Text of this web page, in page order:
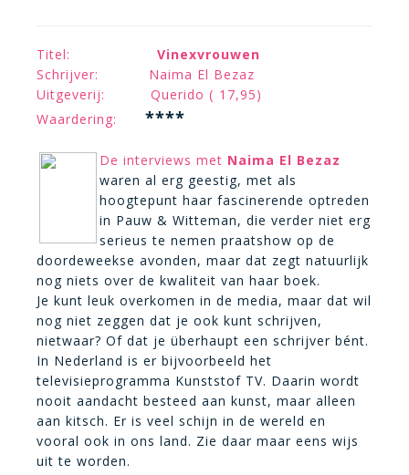
Titel: Vinexvrouwen
Schrijver: Naima El Bezaz
Uitgeverij: Querido ( 17,95)
Waardering:
****
De interviews met Naima El Bezaz
waren al erg geestig, met als
hoogtepunt haar fascinerende optreden
in Pauw & Witteman, die verder niet erg
serieus te nemen praatshow op de
doordeweekse avonden, maar dat zegt natuurlijk
nog niets over de kwaliteit van haar boek.
Je kunt leuk overkomen in de media, maar dat wil
nog niet zeggen dat je ook kunt schrijven,
nietwaar? Of dat je überhaupt een schrijver bént.
In Nederland is er bijvoorbeeld het
televisieprogramma Kunststof TV. Daarin wordt
nooit aandacht besteed aan kunst, maar alleen
aan kitsch. Er is veel schijn in de wereld en
vooral ook in ons land. Zie daar maar eens wijs
uit te worden.